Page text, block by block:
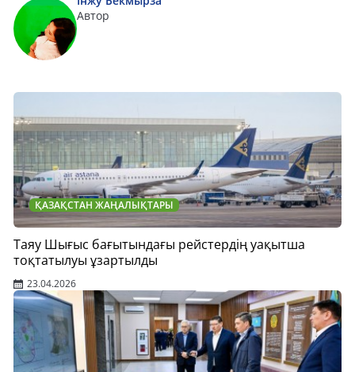
Автор
ҚАЗАҚСТАН ЖАҢАЛЫҚТАРЫ
Таяу Шығыс бағытындағы рейстердің уақытша
тоқтатылуы ұзартылды
23.04.2026